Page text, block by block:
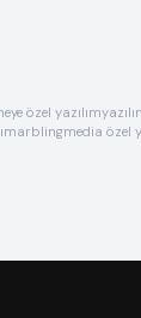
özel yazılım
marblingmedia özel